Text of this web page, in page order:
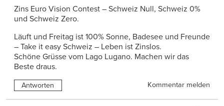
Zins Euro Vision Contest – Schweiz Null, Schweiz 0%
und Schweiz Zero.
Läuft und Freitag ist 100% Sonne, Badesee und Freunde
– Take it easy Schweiz – Leben ist Zinslos.
Schöne Grüsse vom Lago Lugano. Machen wir das
Beste draus.
Antworten Kommentar melden